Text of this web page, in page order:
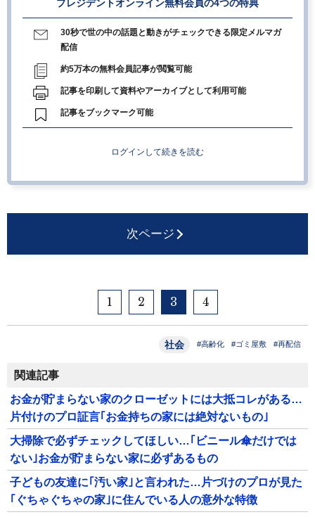
プレジデントオンライン無料会員の4つの特典
30秒で世の中の話題と動きがチェックできる限定メルマガ
配信
約5万本の無料会員記事が閲覧可能
記事を印刷して資料やアーカイブとして利用可能
記事をブックマーク可能
ログインして続きを読む
次ページ
1 2 3 4
社会 #高齢化 #ゴミ屋敷 #再配信
関連記事
お金が貯まらない家のクローゼットには大抵コレがある…
片付けのプロ証言｢お金持ちの家には絶対ないもの｣
大掃除で必ずチェックしてほしい…｢ビニール傘だけでは
ない｣お金が貯まらない家に必ずあるもの
子どもの友達に｢汚い家｣と言われた…片づけのプロが見た
｢ぐちゃぐちゃの家｣に住んでいる人の意外な特徴